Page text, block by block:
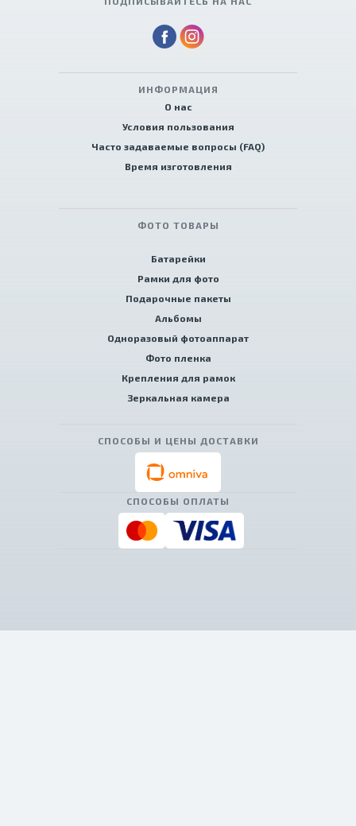
ИНФОРМАЦИЯ
О нас
Условия пользования
Часто задаваемые вопросы (FAQ)
Время изготовления
ФОТО ТОВАРЫ
Батарейки
Рамки для фото
Подарочные пакеты
Альбомы
Одноразовый фотоаппарат
Фото пленка
Крепления для рамок
Зеркальная камера
СПОСОБЫ И ЦЕНЫ ДОСТАВКИ
СПОСОБЫ ОПЛАТЫ